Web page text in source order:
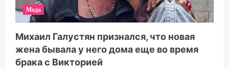
Мода
Михаил Галустян признался, что новая
жена бывала у него дома еще во время
брака с Викторией